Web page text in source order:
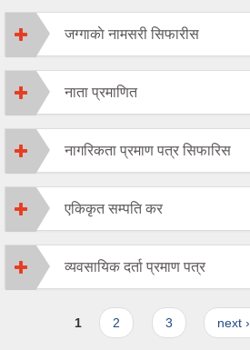
जग्गाकाे नामसरी सिफारीस
नाता प्रमाणित
नागरिकता प्रमाण पत्र सिफारिस
एकिकृत सम्पति कर
व्यवसायिक दर्ता प्रमाण पत्र
Pages
1 2 3 next ›